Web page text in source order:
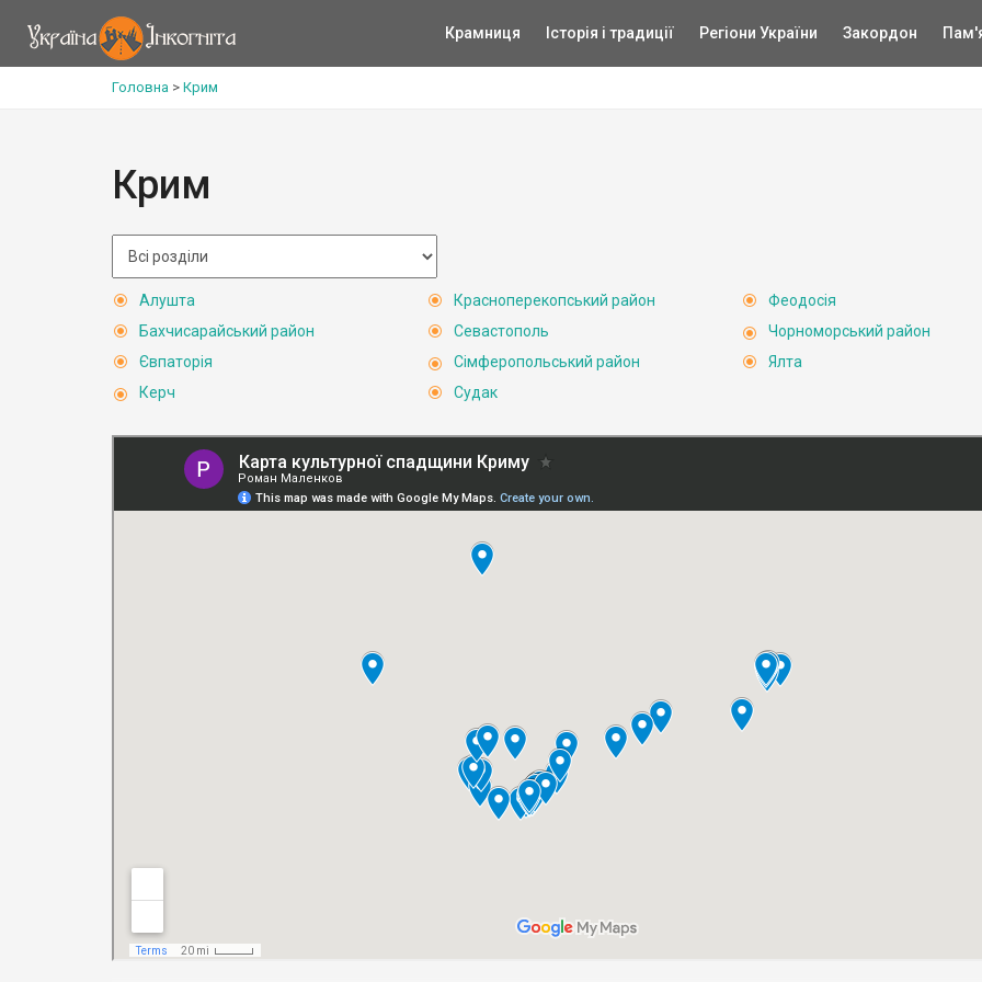
Крамниця Історія і традиції Регіони України Закордон
Головна > Крим
Крим
Алушта
Бахчисарайський район
Євпаторія
Керч
Красноперекопський район
Севастополь
Сімферопольський район
Судак
Феодосія
Чорноморський район
Ялта